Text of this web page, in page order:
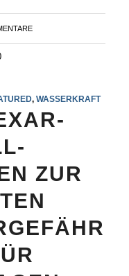
,WASSERKRAFT
ZUR